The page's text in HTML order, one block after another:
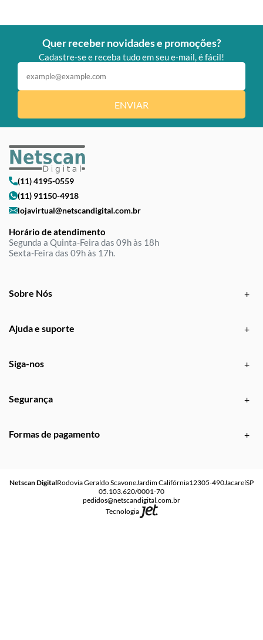
Quer receber novidades e promoções?
Cadastre-se e receba tudo em seu e-mail, é fácil!
ENVIAR
(11) 4195-0559
(11) 91150-4918
lojavirtual@netscandigital.com.br
Horário de atendimento
Segunda a Quinta-Feira das 09h às 18h
Sexta-Feira das 09h às 17h.
Sobre Nós
Ajuda e suporte
Siga-nos
Segurança
Formas de pagamento
Netscan DigitalRodovia Geraldo ScavoneJardim Califórnia12305-490JacareíSP
05.103.620/0001-70
pedidos@netscandigital.com.br
Tecnologia